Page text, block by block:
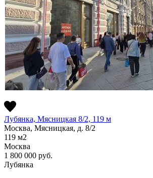
Лубянка, Мясницкая 8/2, 119 м
Москва, Мясницкая, д. 8/2
119 м2
Москва
1 800 000 руб.
Лубянка